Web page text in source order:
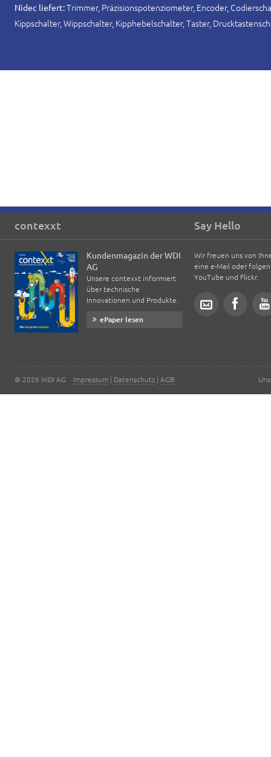
Nidec liefert:Trimmer, Präzisionspotenziometer, Encoder,
Kippschalter, Wippschalter, Kipphebelschalter, Taster,
contexxt
Kundenmagazin der WDI
AG
Unsere contexxt informiert
über technische
Innovationen und Produkte.
ePaper lesen
Say Hello
Wir freuen uns von
eine e-Mail oder
YouTube und Flickr.
© 2026 WDI AG Impressum | Datenschutz | AGB